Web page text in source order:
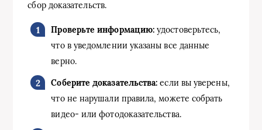
сбор доказательств.
Проверьте информацию: удостоверьтесь,
что в уведомлении указаны все данные
верно.
Соберите доказательства: если вы уверены,
что не нарушали правила, можете собрать
видео- или фотодоказательства.